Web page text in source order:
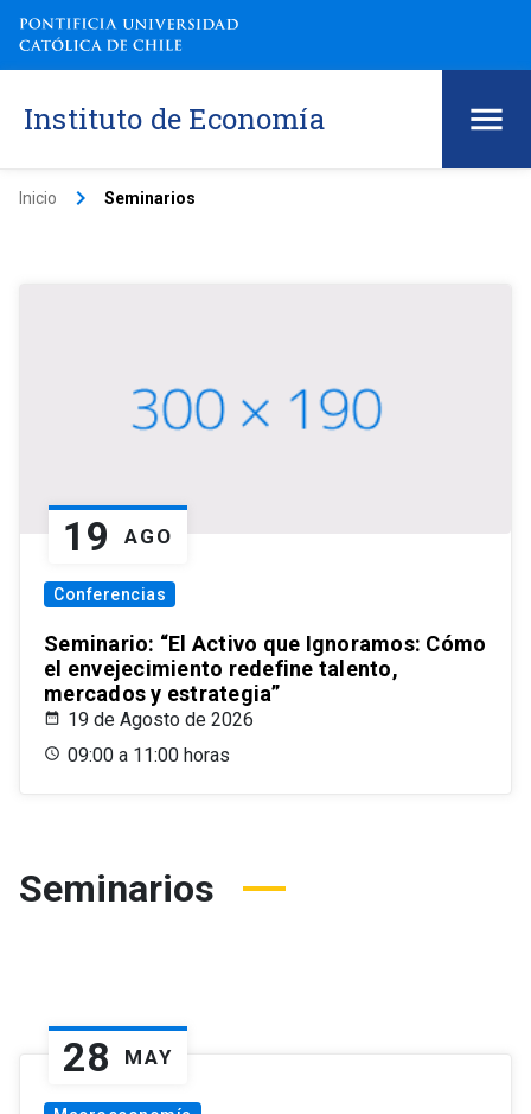
Instituto de Economía
Inicio keyboard_arrow_right Seminarios
19 AGO
Conferencias
Seminario: “El Activo que Ignoramos: Cómo
el envejecimiento redefine talento,
mercados y estrategia”
19 de Agosto de 2026
09:00 a 11:00 horas
Seminarios
28 MAY